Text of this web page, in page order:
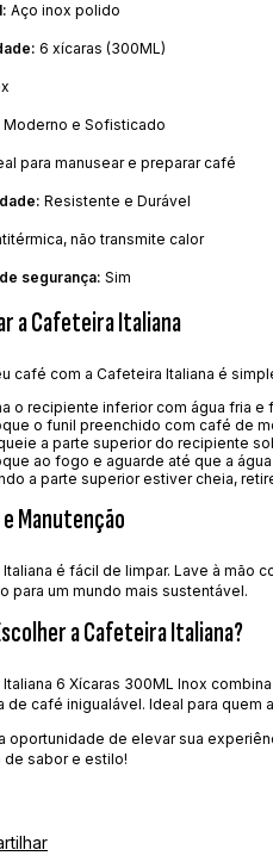
Aço inox polido
6 xícaras (300ML)
Moderno e Sofisticado
para manusear e preparar café
Resistente e Durável
não transmite calor
segurança: Sim
a Cafeteira Italiana
café com a Cafeteira Italiana é
o recipiente inferior com água fria
o funil preenchido com café de
a parte superior do recipiente
ao fogo e aguarde até que a
a parte superior estiver cheia,
Manutenção
é fácil de limpar. Lave à mão
para um mundo mais sustentável.
a Cafeteira Italiana?
Italiana 6 Xícaras 300ML Inox
de café inigualável. Ideal para quem
oportunidade de elevar sua
sabor e estilo!